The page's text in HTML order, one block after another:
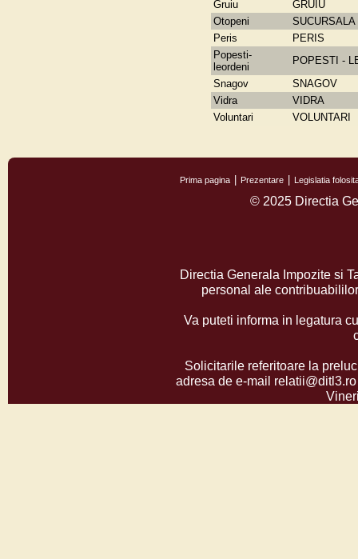
Gruiu
GRUIU
Otopeni
Peris
PERIS
Popesti-
leordeni
POPESTI -
Snagov
SNAGOV
Vidra
VIDRA
Voluntari
VOLUNTARI
Prima pagina Prezentare Legislatia
© 2025 Directia
Directia Generala Impozite si
personal ale
Va puteti informa in legatura
Solicitarile referitoare la
adresa de e-mail